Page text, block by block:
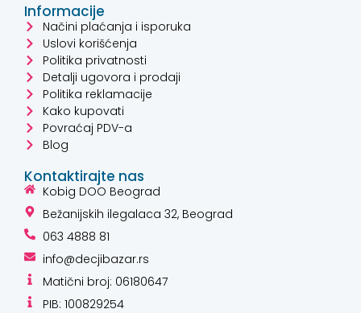
Informacije
Načini plaćanja i isporuka
Uslovi korišćenja
Politika privatnosti
Detalji ugovora i prodaji
Politika reklamacije
Kako kupovati
Povraćaj PDV-a
Blog
Kontaktirajte nas
Kobig DOO Beograd
Bežanijskih ilegalaca 32, Beograd
063 4888 81
info@decjibazar.rs
Matični broj: 06180647
PIB: 100829254